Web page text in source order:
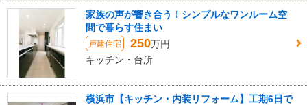
家族の声が響き合う！シンプルなワンルーム空
間で暮らす住まい
戸建住宅 250万円
キッチン・台所
横浜市【キッチン・内装リフォーム】工期6日で